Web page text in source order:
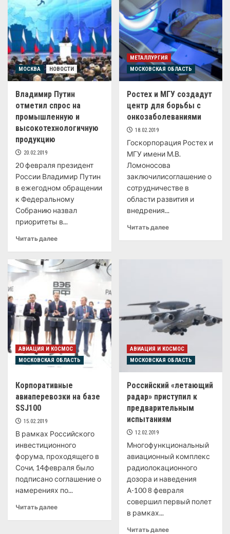
МОСКВА НОВОСТИ
Владимир Путин
отметил спрос на
промышленную и
высокотехнологичную
продукцию
20.02.2019
20 февраля президент
России Владимир Путин
в ежегодном обращении
к Федеральному
Собранию назвал
приоритеты в...
Читать далее
МЕТАЛЛУРГИЯ
МОСКОВСКАЯ ОБЛАСТЬ
Ростех и МГУ создадут
центр для борьбы с
онкозаболеваниями
18.02.2019
Госкорпорация Ростех и
МГУ имени М.В.
Ломоносова
заключилисоглашение о
сотрудничестве в
области развития и
внедрения...
Читать далее
АВИАЦИЯ И КОСМОС
МОСКОВСКАЯ ОБЛАСТЬ
Корпоративные
авиаперевозки на базе
SSJ100
15.02.2019
В рамках Российского
инвестиционного
форума, проходящего в
Сочи, 14февраля было
подписано соглашение о
намерениях по...
Читать далее
АВИАЦИЯ И КОСМОС
МОСКОВСКАЯ ОБЛАСТЬ
Российский «летающий
радар» приступил к
предварительным
испытаниям
12.02.2019
Многофункциональный
авиационный комплекс
радиолокационного
дозора и наведения
А-100 8 февраля
совершил первый полет
в рамках...
Читать далее